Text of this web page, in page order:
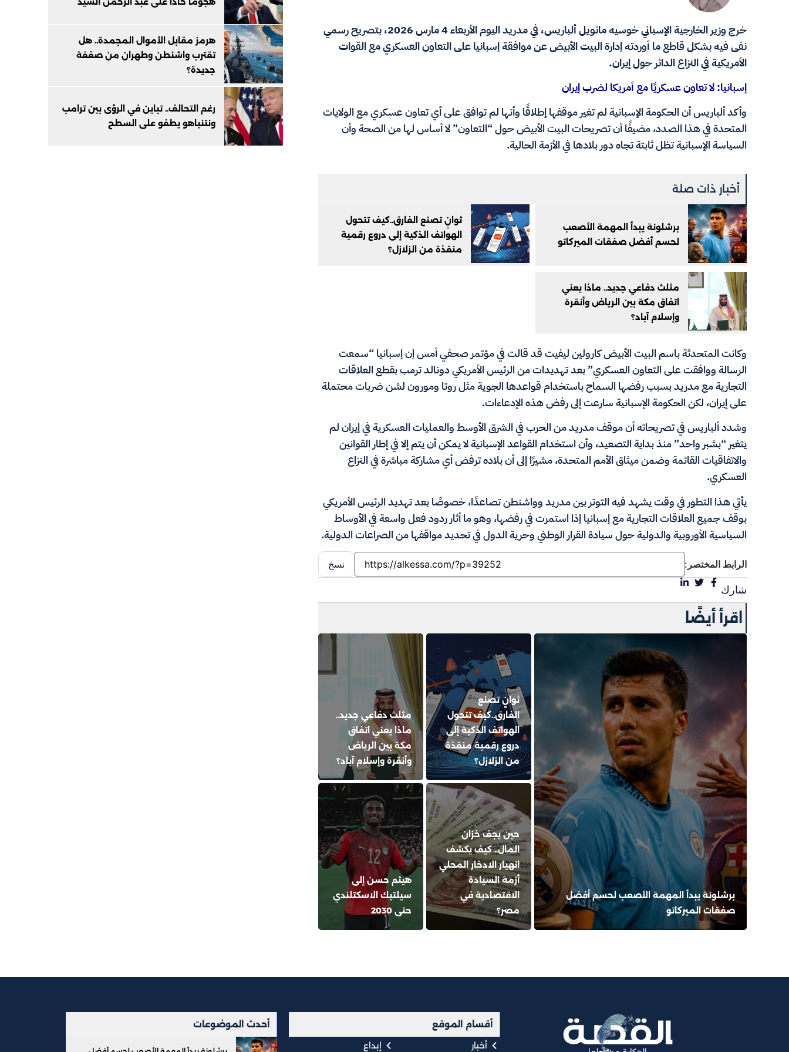
خرج وزير الخارجية الإسباني خوسيه مانويل ألباريس، في مدريد اليوم الأربعاء 4 مارس 2026، بتصريح رسمي
نفى فيه بشكل قاطع ما أوردته إدارة البيت الأبيض عن موافقة إسبانيا على التعاون العسكري مع القوات
الأمريكية في النزاع الدائر حول إيران.
إسبانيا: لا تعاون عسكريًا مع أمريكا لضرب إيران
وأكد ألباريس أن الحكومة الإسبانية لم تغير موقفها إطلاقًا وأنها لم توافق على أي تعاون عسكري مع الولايات
المتحدة في هذا الصدد، مضيفًا أن تصريحات البيت الأبيض حول “التعاون” لا أساس لها من الصحة وأن
السياسة الإسبانية تظل ثابتة تجاه دور بلادها في الأزمة الحالية.
أخبار ذات صلة
برشلونة يبدأ المهمة الأصعب
لحسم أفضل صفقات الميركاتو
ثوانٍ تصنع الفارق..كيف تتحول
الهواتف الذكية إلى دروع رقمية
منقذة من الزلازل؟
مثلث دفاعي جديد.. ماذا يعني
اتفاق مكة بين الرياض وأنقرة
وإسلام آباد؟
وكانت المتحدثة باسم البيت الأبيض كارولين ليفيت قد قالت في مؤتمر صحفي أمس إن إسبانيا “سمعت
الرسالة ووافقت على التعاون العسكري” بعد تهديدات من الرئيس الأمريكي دونالد ترمب بقطع العلاقات
التجارية مع مدريد بسبب رفضها السماح باستخدام قواعدها الجوية مثل روتا ومورون لشن ضربات محتملة
على إيران، لكن الحكومة الإسبانية سارعت إلى رفض هذه الإدعاءات.
وشدد ألباريس في تصريحاته أن موقف مدريد من الحرب في الشرق الأوسط والعمليات العسكرية في إيران لم
يتغير “بشبر واحد” منذ بداية التصعيد، وأن استخدام القواعد الإسبانية لا يمكن أن يتم إلا في إطار القوانين
والاتفاقيات القائمة وضمن ميثاق الأمم المتحدة، مشيرًا إلى أن بلاده ترفض أي مشاركة مباشرة في النزاع
العسكري.
يأتي هذا التطور في وقت يشهد فيه التوتر بين مدريد وواشنطن تصاعدًا، خصوصًا بعد تهديد الرئيس الأمريكي
بوقف جميع العلاقات التجارية مع إسبانيا إذا استمرت في رفضها، وهو ما أثار ردود فعل واسعة في الأوساط
السياسية الأوروبية والدولية حول سيادة القرار الوطني وحرية الدول في تحديد مواقفها من الصراعات الدولية.
الرابط المختصر: نسخ
شارك
اقرأ أيضًا
برشلونة يبدأ المهمة الأصعب لحسم أفضل
صفقات الميركاتو
ثوانٍ تصنع
الفارق..كيف تتحول
الهواتف الذكية إلى
دروع رقمية منقذة
من الزلازل؟
مثلث دفاعي جديد..
ماذا يعني اتفاق
مكة بين الرياض
وأنقرة وإسلام آباد؟
حين يجف خزان
المال.. كيف يكشف
انهيار الادخار المحلي
أزمة السيادة
الاقتصادية في
مصر؟
هيثم حسن إلى
سيلتيك الاسكتلندي
حتى 2030
هرمز مقابل الأموال المجمدة.. هل
تقترب واشنطن وطهران من صفقة
جديدة؟
رغم التحالف.. تباين في الرؤى بين ترامب
ونتنياهو يطفو على السطح
أقسام الموقع
أخبار إبداع
أحدث الموضوعات